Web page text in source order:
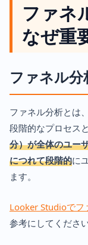
ファネ
なぜ重
ファネル分
ファネル分析とは
段階的なプロセス
分）が全体のユー
につれて段階的に
ます。
Looker Studioでフ
参考にしてください